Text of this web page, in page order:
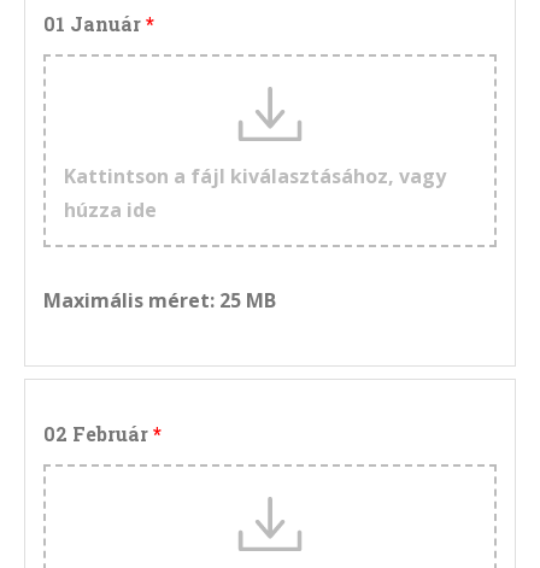
01 Január
Kattintson a fájl kiválasztásához, vagy
húzza ide
Maximális méret: 25 MB
02 Február